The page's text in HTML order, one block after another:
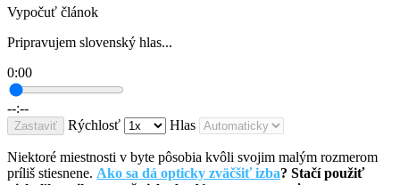
Vypočuť článok
Pripravujem slovenský hlas...
0:00
--:--
Zastaviť Rýchlosť Hlas
Niektoré miestnosti v byte pôsobia kvôli svojim malým rozmerom
príliš stiesnene. Ako sa dá opticky zväčšiť izba? Stačí použiť